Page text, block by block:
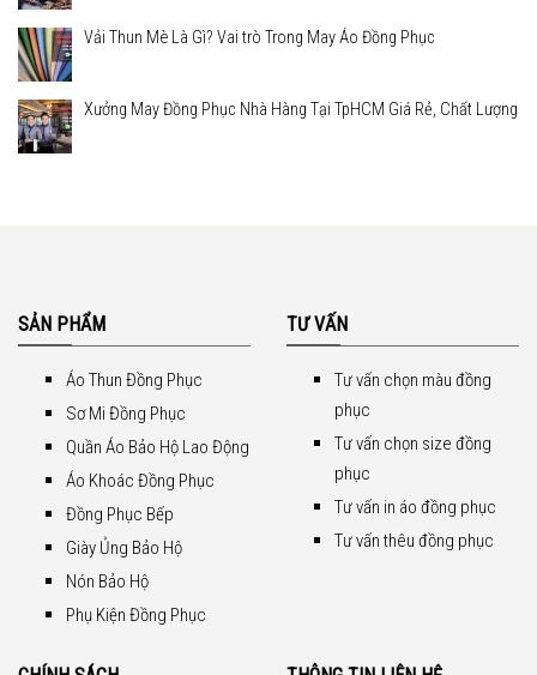
Vải Thun Mè Là Gì? Vai trò Trong May Áo Đồng Phục
Xưởng May Đồng Phục Nhà Hàng Tại TpHCM Giá Rẻ, Chất Lượng
SẢN PHẨM
Áo Thun Đồng Phục
Sơ Mi Đồng Phục
Quần Áo Bảo Hộ Lao Động
Áo Khoác Đồng Phục
Đồng Phục Bếp
Giày Ủng Bảo Hộ
Nón Bảo Hộ
Phụ Kiện Đồng Phục
TƯ VẤN
Tư vấn chọn màu đồng
phục
Tư vấn chọn size đồng
phục
Tư vấn in áo đồng phục
Tư vấn thêu đồng phục